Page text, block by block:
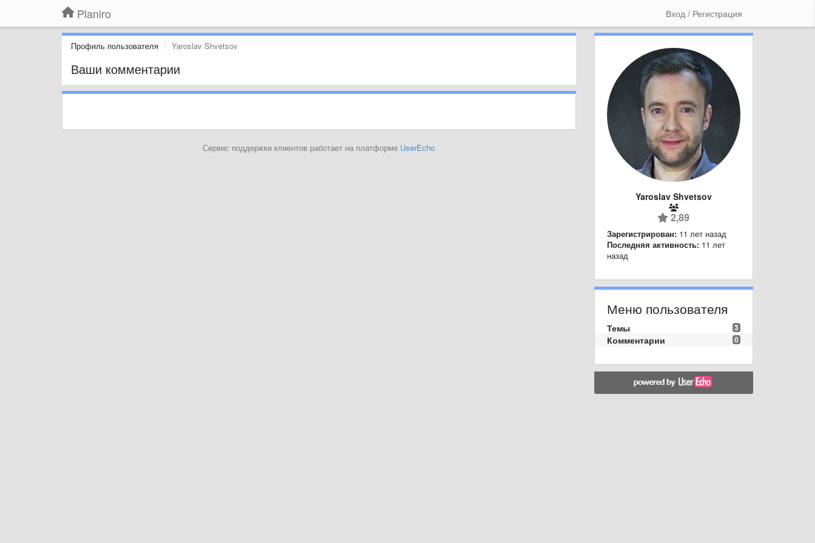
Planiro Вход / Регистрация
Профиль пользователя Yaroslav Shvetsov
Ваши комментарии
Сервис поддержки клиентов работает на платформе UserEcho
Yaroslav Shvetsov
2,89
Зарегистрирован: 11 лет назад
Последняя активность: 11 лет
назад
Меню пользователя
3
Темы
0
Комментарии